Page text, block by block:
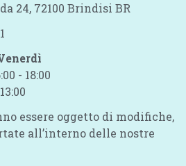
24, 72100 Brindisi BR
- 18:00
essere oggetto di modifiche,
all’interno delle nostre